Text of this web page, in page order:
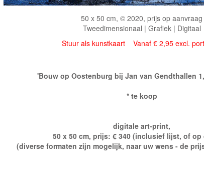
50 x 50 cm, © 2020, prijs op aanvraag
Tweedimensionaal | Grafiek | Digitaal
Stuur als kunstkaart Vanaf € 2,95 excl.
'Bouw op Oostenburg bij Jan van Gendthallen
* te koop
digitale art-print,
50 x 50 cm, prijs: € 340 (inclusief lijst, of
(diverse formaten zijn mogelijk, naar uw wens - de